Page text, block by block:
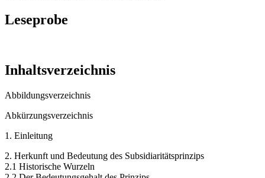
Leseprobe
Inhaltsverzeichnis
Abbildungsverzeichnis
Abkürzungsverzeichnis
1. Einleitung
2. Herkunft und Bedeutung des Subsidiaritätsprinzips
2.1 Historische Wurzeln